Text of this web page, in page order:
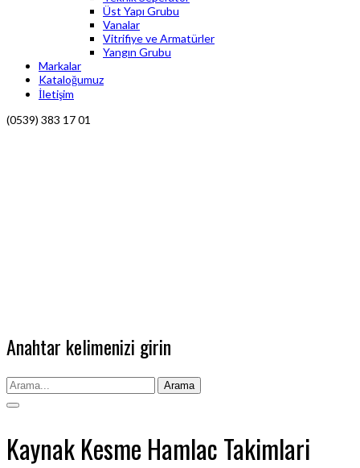
Üst Yapı Grubu
Vanalar
Vitrifiye ve Armatürler
Yangın Grubu
Markalar
Kataloğumuz
İletişim
(0539) 383 17 01
Anahtar kelimenizi girin
Arama
Kaynak Kesme Hamlac Takimlari